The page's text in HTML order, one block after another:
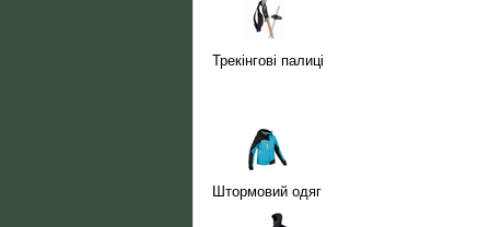
Трекінгові палиці
Штормовий одяг